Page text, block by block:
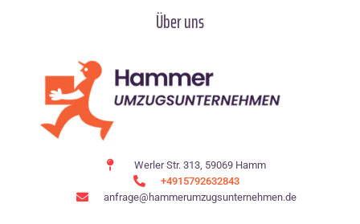
Über uns
Werler Str. 313, 59069 Hamm
+4915792632843
anfrage@hammerumzugsunternehmen.de